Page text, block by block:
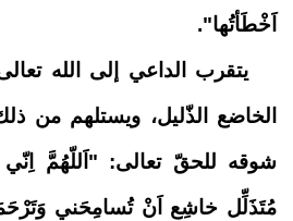
اَخْطَأتُها".
يتقرب الداعي إلى الله
الخاضع الذّليل، ويستلهم من
شوقه للحقّ تعالى: "اَللّهُمَّ
مُتَذَلِّل خاشِع اَنْ تُسامِحَني